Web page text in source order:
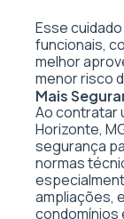
Esse
funcionais,
melhor
menor risco
Mais
Ao contratar
Horizonte,
segurança
normas
ampliações,
condomínios